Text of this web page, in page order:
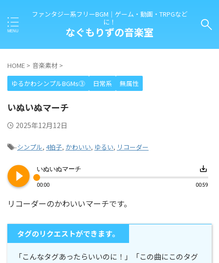
ファンタジー系フリーBGM｜ゲーム・動画・TRPGなど
に！
なぐもりずの音楽室
HOME > 音楽素材 >
ゆるかわシンプルBGMs③
日常系 無属性
いぬいぬマーチ
2025年12月12日
-シンプル, 4拍子, かわいい, ゆるい, リコーダー
play_circle_filled いぬいぬマーチ save_alt
00:00 00:59
リコーダーのかわいいマーチです。
タグのリクエストができます。
「こんなタグあったらいいのに！」「この曲にこのタグ